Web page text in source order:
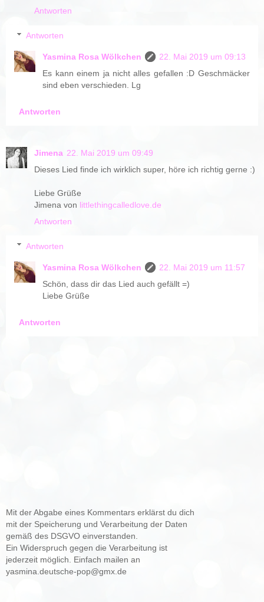
Antworten
Antworten
Yasmina Rosa Wölkchen
22. Mai 2019 um 09:13
Es kann einem ja nicht alles gefallen :D Geschmäcker
sind eben verschieden. Lg
Antworten
Jimena 22. Mai 2019 um 09:49
Dieses Lied finde ich wirklich super, höre ich richtig gerne :)
Liebe Grüße
Jimena von littlethingcalledlove.de
Antworten
Antworten
Yasmina Rosa Wölkchen
22. Mai 2019 um 11:57
Schön, dass dir das Lied auch gefällt =)
Liebe Grüße
Antworten
Mit der Abgabe eines Kommentars erklärst du dich
mit der Speicherung und Verarbeitung der Daten
gemäß des DSGVO einverstanden.
Ein Widerspruch gegen die Verarbeitung ist
jederzeit möglich. Einfach mailen an
yasmina.deutsche-pop@gmx.de